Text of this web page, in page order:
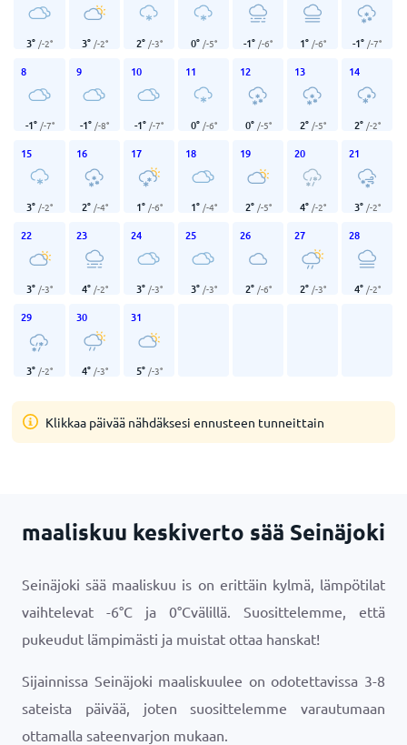
3° /-2° 3° /-2° 2° /-3° 0° /-5° -1° /-6° 1° /-6° -1° /-7°
8
-1° /-7°
9
-1° /-8°
10
-1° /-7°
11
0° /-6°
12
0° /-5°
13
2° /-5°
14
2° /-2°
15
3° /-2°
16
2° /-4°
17
1° /-6°
18
1° /-4°
19
2° /-5°
20
4° /-2°
21
3° /-2°
22
3° /-3°
23
4° /-2°
24
3° /-3°
25
3° /-3°
26
2° /-6°
27
2° /-3°
28
4° /-2°
29
3° /-2°
30
4° /-3°
31
5° /-3°
Klikkaa päivää nähdäksesi ennusteen tunneittain
maaliskuu keskiverto sää Seinäjoki
Seinäjoki sää maaliskuu is on erittäin kylmä, lämpötilat
vaihtelevat -6°C ja 0°Cvälillä. Suosittelemme, että
pukeudut lämpimästi ja muistat ottaa hanskat!
Sijainnissa Seinäjoki maaliskuulee on odotettavissa 3-8
sateista päivää, joten suosittelemme varautumaan
ottamalla sateenvarjon mukaan.